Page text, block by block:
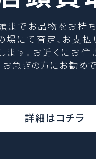
までお品物をお持ち
場にて査定、お支払
ます。お近くにお住
お急ぎの方にお勧めで
詳細はコチラ